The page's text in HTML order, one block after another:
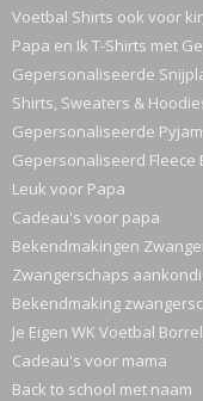
Voetbal Shirts ook voor
Papa en Ik T-Shirts met
Gepersonaliseerde
Shirts, Sweaters &
Gepersonaliseerde
Gepersonaliseerd Fleece
Leuk voor Papa
Cadeau's voor papa
Bekendmakingen
Zwangerschaps
Bekendmaking
Je Eigen WK Voetbal
Cadeau's voor mama
Back to school met naam